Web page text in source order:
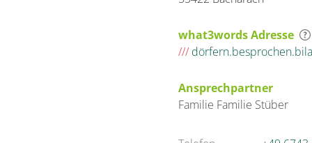
what3words Adresse
///
Ansprechpartner
Familie Familie Stüber